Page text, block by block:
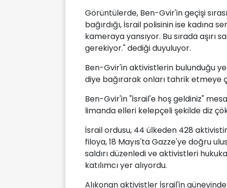
Görüntülerde, Ben-Gvir'in geçişi
bağırdığı, İsrail polisinin ise kadına
kameraya yansıyor. Bu sırada aşırı
gerekiyor." dediği duyuluyor.
Ben-Gvir'in aktivistlerin bulunduğu
diye bağırarak onları tahrik etmeye
Ben-Gvir'in "İsrail'e hoş geldiniz"
limanda elleri kelepçeli şekilde diz
İsrail ordusu, 44 ülkeden 428
filoya, 18 Mayıs'ta Gazze'ye doğru
saldırı düzenledi ve aktivistleri
katılımcı yer alıyordu.
Alıkonan aktivistler İsrail'in